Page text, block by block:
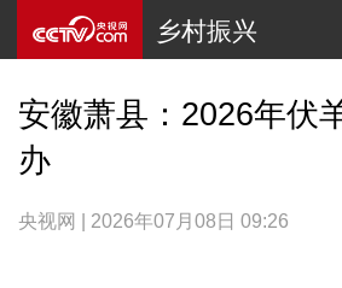
乡村振兴
安徽萧县：2026年伏
办
央视网 | 2026年07月08日 09:26